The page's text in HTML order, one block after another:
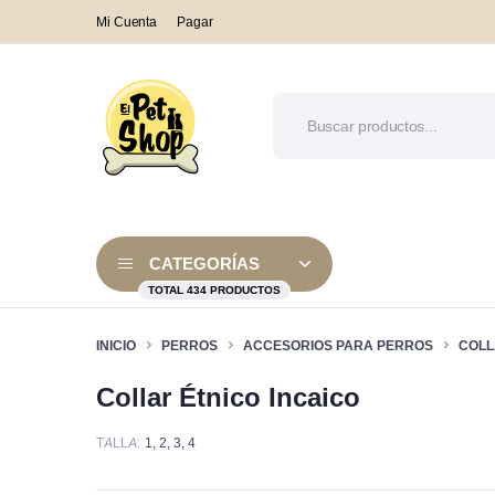
Mi Cuenta Pagar
CATEGORÍAS
TOTAL 434 PRODUCTOS
Alimento Seco
Alimento Húmedo
Alimentos
Alimento medicado
INICIO PERROS ACCESORIOS PARA PERROS
Collar Étnico Incaico
TALLA 1, 2, 3, 4